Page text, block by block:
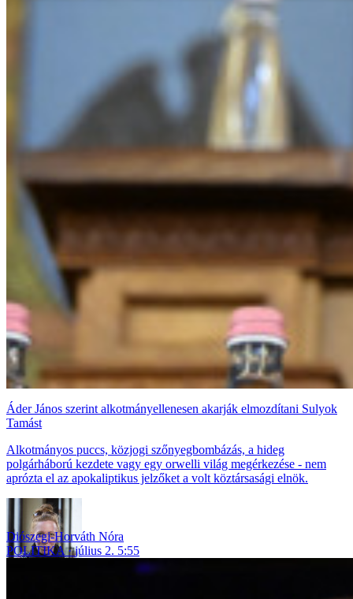
Áder János szerint alkotmányellenesen akarják elmozdítani Sulyok
Tamást
Alkotmányos puccs, közjogi szőnyegbombázás, a hideg
polgárháború kezdete vagy egy orwelli világ megérkezése - nem
aprózta el az apokaliptikus jelzőket a volt köztársasági elnök.
Diószegi-Horváth Nóra
POLITIKA
július 2. 5:55